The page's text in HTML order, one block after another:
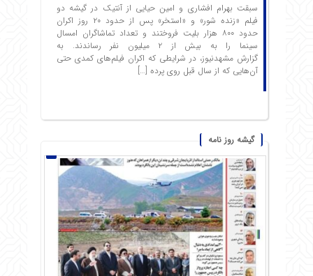
سبقت بهرام افشاری و امین حیایی از آنتیک در گیشه دو
فیلم «زنده شور» و «استخر» پس از حدود ۲۰ روز اکران
حدود ۸۰۰ هزار بلیت فروختند و تعداد تماشاگران امسال
سینما را به بیش از ۲ میلیون نفر رساندند. به
گزارش مشهدنیوز، در شرایطی که اکران فیلم‌های کمدی حتی
آن‌هایی که از سال قبل روی پرده […]
گیشه روز نامه